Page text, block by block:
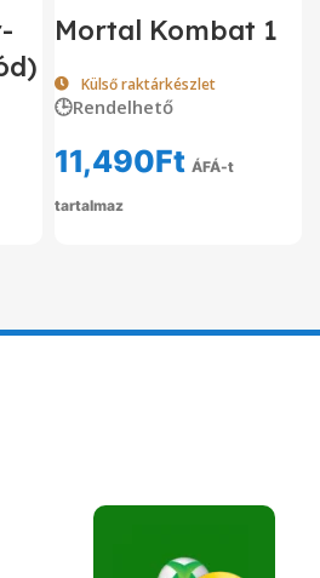
Mortal Kombat 1
Külső raktárkészlet
🕒Rendelhető
11,490Ft ÁFÁ-t
tartalmaz